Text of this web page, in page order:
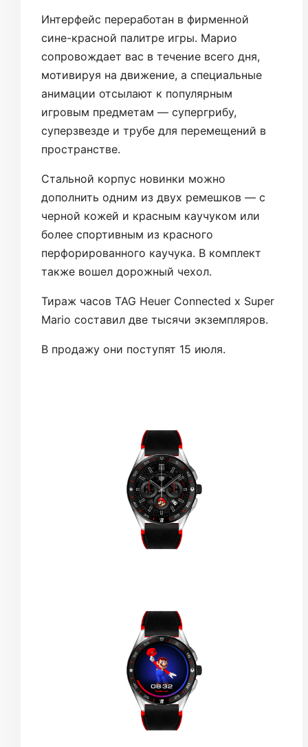
Интерфейс переработан в фирменной
сине-красной палитре игры. Марио
сопровождает вас в течение всего дня,
мотивируя на движение, а специальные
анимации отсылают к популярным
игровым предметам — супергрибу,
суперзвезде и трубе для перемещений в
пространстве.
Стальной корпус новинки можно
дополнить одним из двух ремешков — с
черной кожей и красным каучуком или
более спортивным из красного
перфорированного каучука. В комплект
также вошел дорожный чехол.
Тираж часов TAG Heuer Connected x Super
Mario составил две тысячи экземпляров.
В продажу они поступят 15 июля.